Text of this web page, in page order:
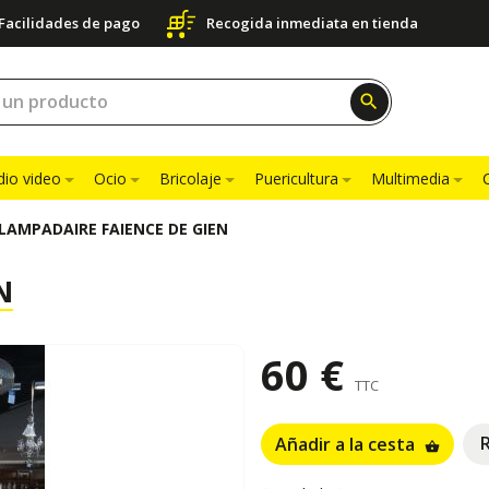
de pago Recogida inmediata en tienda
search
video Ocio Bricolaje Puericultura Multimedia
FAIENCE DE GIEN
60 € TTC
Añadir a la cesta shopping_basket